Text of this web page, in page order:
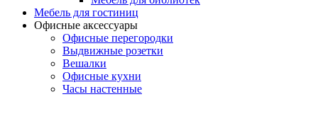
Мебель для гостиниц
Офисные аксессуары
Офисные перегородки
Выдвижные розетки
Вешалки
Офисные кухни
Часы настенные